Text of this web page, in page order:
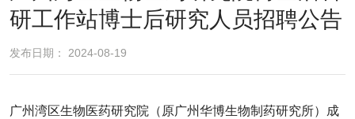
研工作站博士后研究人员招聘公告
发布日期： 2024-08-19
广州湾区生物医药研究院（原广州华博生物制药研究所）成